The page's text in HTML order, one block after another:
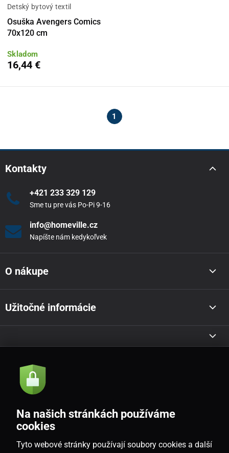
Detský bytový textil
Osuška Avengers Comics
70x120 cm
Skladom
16,44 €
1
Kontakty
+421 233 329 129
Sme tu pre vás Po-Pi 9-16
info@homeville.cz
Napíšte nám kedykoľvek
O nákupe
Užitočné informácie
Akcie a novinky e-mailom
Souhlasím sezásadami zpracování osobních údajů
Na našich stránkách používáme
cookies
Tyto webové stránky používají soubory cookies a další